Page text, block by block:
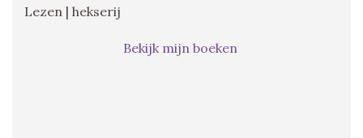
Lezen | hekserij
Bekijk mijn boeken